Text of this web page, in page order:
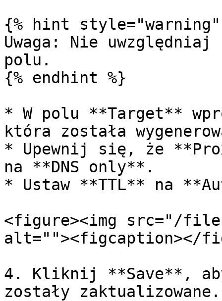
{% hint style="warning"
Uwaga: Nie uwzględniaj
polu.
{% endhint %}
* W polu **Target**
która została
* Upewnij się, że
na **DNS only**.
* Ustaw **TTL** na
<figure><img src="/
alt=""><figcaption></
4. Kliknij **Save**, aby
zostały zaktualizowane.